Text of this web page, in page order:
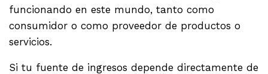
funcionando en este mundo, tanto como
consumidor o como proveedor de productos o
servicios.
Si tu fuente de ingresos depende directamente de